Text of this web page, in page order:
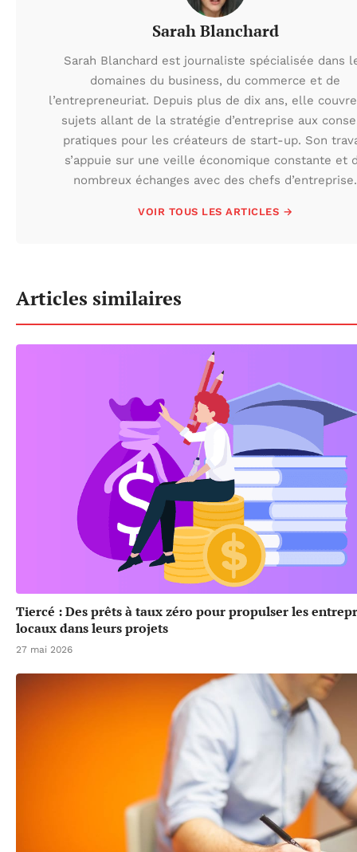
Sarah Blanchard
Sarah Blanchard est journaliste spécialisée dans
domaines du business, du commerce et de
l’entrepreneuriat. Depuis plus de dix ans, elle
sujets allant de la stratégie d’entreprise aux
pratiques pour les créateurs de start-up. Son
s’appuie sur une veille économique constante et
nombreux échanges avec des chefs d’entreprise.
VOIR TOUS LES ARTICLES →
Articles similaires
Tiercé : Des prêts à taux zéro pour propulser les
locaux dans leurs projets
27 mai 2026